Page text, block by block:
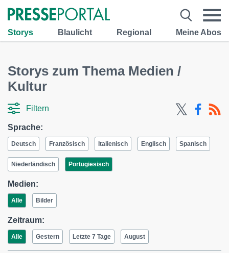
Storys Blaulicht Regional Meine Abos
Storys zum Thema Medien /
Kultur
Filtern
Sprache:
Deutsch Französisch Italienisch Englisch Spanisch
Niederländisch Portugiesisch
Medien:
Alle Bilder
Zeitraum:
Alle Gestern Letzte 7 Tage August